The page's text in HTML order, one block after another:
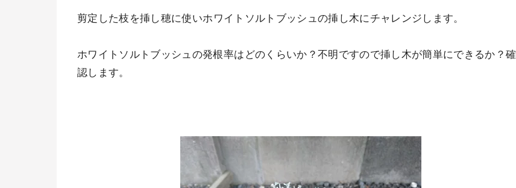
剪定した枝を挿し穂に使いホワイトソルトブッシュの挿し木にチャレンジします。
ホワイトソルトブッシュの発根率はどのくらいか？不明ですので挿し木が簡単にできるか？確
認します。